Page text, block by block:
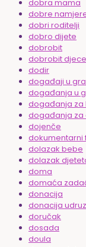
dobra mama
dobre
dobri roditelji
dobro dijete
dobrobit
dobrobit djece
dodir
događaji u
događanja u
događanja za
događanja za
dojenče
dokumentarni
dolazak bebe
dolazak
doma
domaća
donacija
donacija
doručak
dosada
doula